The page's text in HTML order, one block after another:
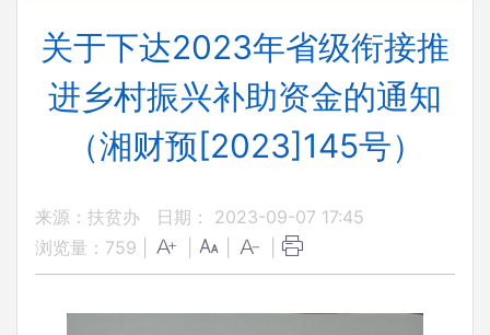
关于下达2023年省级衔接推
进乡村振兴补助资金的通知
（湘财预[2023]145号）
来源：扶贫办
日期： 2023-09-07 17:45
浏览量： 759